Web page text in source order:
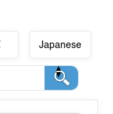
Japanese